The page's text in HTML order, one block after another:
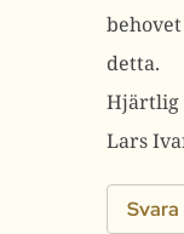
detta.
Hjärtlig
Lars
Svara